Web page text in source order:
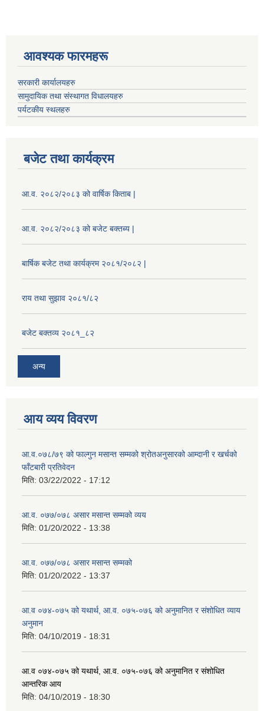
आवश्यक फारमहरू
सरकारी कार्यालयहरु
सामुदायिक तथा संस्थागत विधालयहरु
पर्यटकीय स्थलहरु
बजेट तथा कार्यक्रम
आ.व. २०८२/२०८३ को वार्षिक किताब |
आ.व. २०८२/२०८३ को बजेट बक्तब्य |
बार्षिक बजेट तथा कार्यक्रम २०८१/२०८२ |
राय तथा सुझाव २०८१/८२
बजेट बक्तव्य २०८१_८२
अन्य
आय व्यय विवरण
आ.व.०७८/७९ को फाल्गुन मसान्त सम्मको श्रोतअनुसारको आम्दानी र खर्चको
फाँटबारी प्रतिवेदन
मिति: 03/22/2022 - 17:12
आ.व. ०७७/०७८ असार मसान्त सम्मको व्यय
मिति: 01/20/2022 - 13:38
आ.व. ०७७/०७८ असार मसान्त सम्मको
मिति: 01/20/2022 - 13:37
आ.व ०७४-०७५ को यथार्थ, आ.व. ०७५-०७६ को अनुमानित र संशोधित व्याय
अनुमान
मिति: 04/10/2019 - 18:31
आ.व ०७४-०७५ को यथार्थ, आ.व. ०७५-०७६ को अनुमानित र संशोधित
आन्तरिक आय
मिति: 04/10/2019 - 18:30